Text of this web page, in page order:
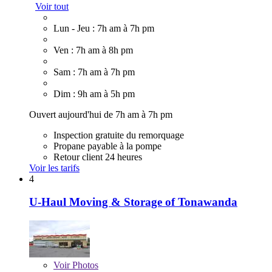
Voir tout
Lun - Jeu : 7h am à 7h pm
Ven : 7h am à 8h pm
Sam : 7h am à 7h pm
Dim : 9h am à 5h pm
Ouvert aujourd'hui de 7h am à 7h pm
Inspection gratuite du remorquage
Propane payable à la pompe
Retour client 24 heures
Voir les tarifs
4
U-Haul Moving & Storage of Tonawanda
VoirPhotos